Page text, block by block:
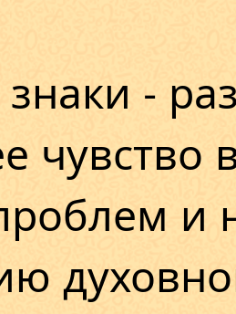
-
чувство
и